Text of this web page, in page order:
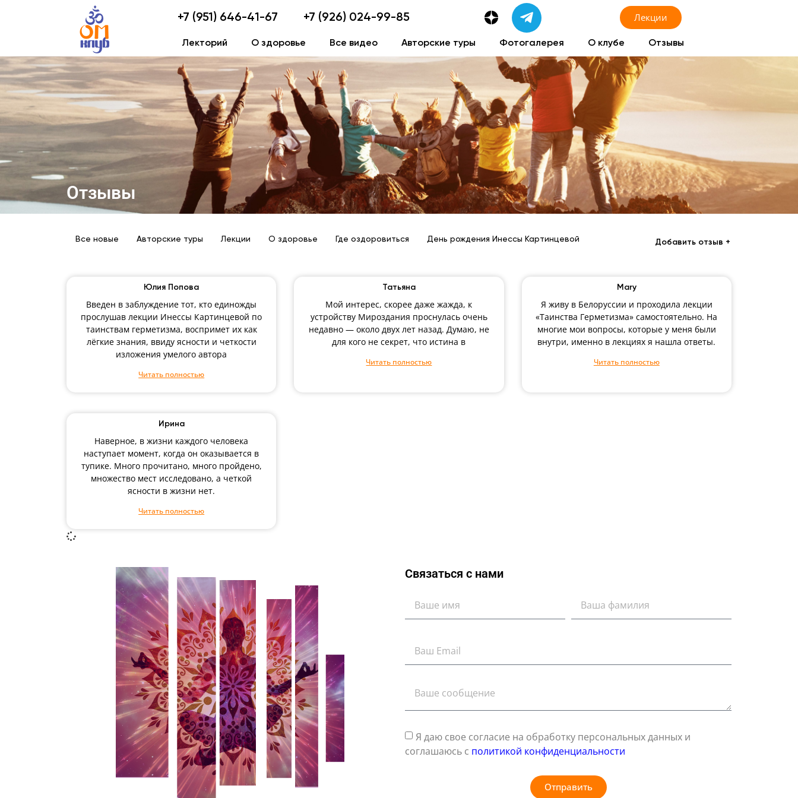
+7 (951) 646-41-67 +7 (926) 024-99-85 Лекции
Лекторий О здоровье Все видео Авторские туры Фотогалерея О клубе Отзывы
Отзывы
Все новые Авторские туры Лекции О здоровье Где оздоровиться День рождения Инессы Картинцевой Добавить отзыв +
Юлия Попова
Введен в заблуждение тот, кто единожды
прослушав лекции Инессы Картинцевой по
таинствам герметизма, воспримет их как
лёгкие знания, ввиду ясности и четкости
изложения умелого автора
Читать полностью
Татьяна
Мой интерес, скорее даже жажда, к
устройству Мироздания проснулась очень
недавно — около двух лет назад. Думаю, не
для кого не секрет, что истина в
Читать полностью
Mary
Я живу в Белоруссии и проходила лекции
«Таинства Герметизма» самостоятельно. На
многие мои вопросы, которые у меня были
внутри, именно в лекциях я нашла ответы.
Читать полностью
Ирина
Наверное, в жизни каждого человека
наступает момент, когда он оказывается в
тупике. Много прочитано, много пройдено,
множество мест исследовано, а четкой
ясности в жизни нет.
Читать полностью
Связаться с нами
Я даю свое согласие на обработку персональных данных и
соглашаюсь с политикой конфиденциальности
Отправить